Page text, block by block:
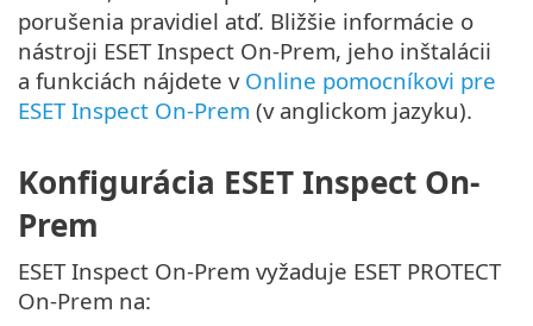
porušenia pravidiel atď. Bližšie informácie o
nástroji ESET Inspect On-Prem, jeho inštalácii
a funkciách nájdete v Online pomocníkovi pre
ESET Inspect On-Prem (v anglickom jazyku).
Konfigurácia ESET Inspect On-
Prem
ESET Inspect On-Prem vyžaduje ESET PROTECT
On-Prem na: